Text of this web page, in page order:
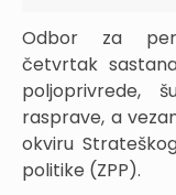
Odbor za
četvrtak
poljoprivrede,
rasprave, a
okviru
politike (ZPP).